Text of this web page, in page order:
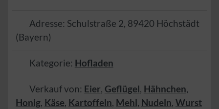
Adresse: Schulstraße 2, 89420 Höchstädt
(Bayern)
Kategorie: Hofladen
Verkauf von: Eier, Geflügel, Hähnchen,
Honig, Käse, Kartoffeln, Mehl, Nudeln, Wurst